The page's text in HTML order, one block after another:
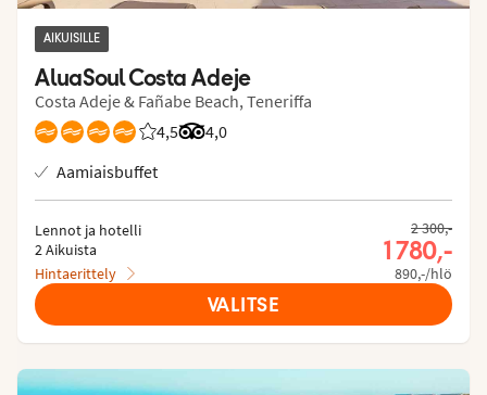
AIKUISILLE
AluaSoul Costa Adeje
Costa Adeje & Fañabe Beach, Teneriffa
4,5
Asiakkaidemme arviot: 4.52/5
4,0
Arvostelut Tripadvisorista: 4 of 5
Aamiaisbuffet
Lennot ja hotelli
2 Aikuista
Hintaerittely
2 300,-
1 780,-
890,-/hlö
VALITSE